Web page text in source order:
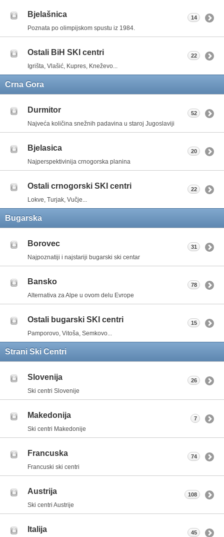
Bjelašnica
Poznata po olimpijskom spustu iz 1984.
14
Ostali BiH SKI centri
Igrišta, Vlašić, Kupres, Kneževo...
22
Crna Gora
Durmitor
Najveća količina snežnih padavina u staroj Jugoslaviji
52
Bjelasica
Najperspektivinija crnogorska planina
20
Ostali crnogorski SKI centri
Lokve, Turjak, Vučje...
22
Bugarska
Borovec
Najpoznatiji i najstariji bugarski ski centar
31
Bansko
Alternativa za Alpe u ovom delu Evrope
78
Ostali bugarski SKI centri
Pamporovo, Vitoša, Semkovo...
15
Strani Ski Centri
Slovenija
Ski centri Slovenije
26
Makedonija
Ski centri Makedonije
7
Francuska
Francuski ski centri
74
Austrija
Ski centri Austrije
108
Italija 45